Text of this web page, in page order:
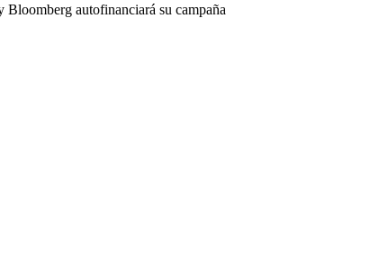
Bloomberg autofinanciará su campaña